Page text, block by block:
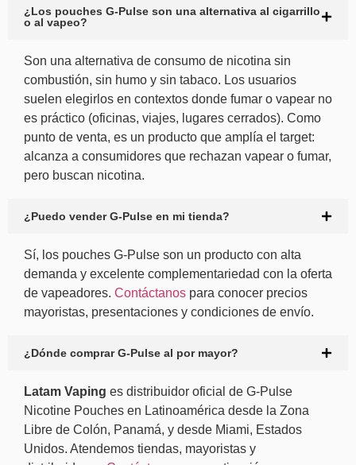
¿Los pouches G-Pulse son una alternativa al cigarrillo
o al vapeo?
Son una alternativa de consumo de nicotina sin
combustión, sin humo y sin tabaco. Los usuarios
suelen elegirlos en contextos donde fumar o vapear no
es práctico (oficinas, viajes, lugares cerrados). Como
punto de venta, es un producto que amplía el target:
alcanza a consumidores que rechazan vapear o fumar,
pero buscan nicotina.
¿Puedo vender G-Pulse en mi tienda?
Sí, los pouches G-Pulse son un producto con alta
demanda y excelente complementariedad con la oferta
de vapeadores. Contáctanos para conocer precios
mayoristas, presentaciones y condiciones de envío.
¿Dónde comprar G-Pulse al por mayor?
Latam Vaping es distribuidor oficial de G-Pulse
Nicotine Pouches en Latinoamérica desde la Zona
Libre de Colón, Panamá, y desde Miami, Estados
Unidos. Atendemos tiendas, mayoristas y